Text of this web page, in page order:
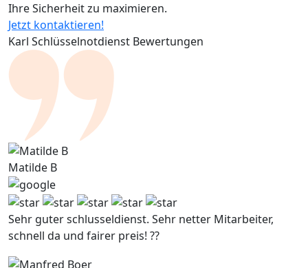
Ihre Sicherheit zu maximieren.
Jetzt kontaktieren!
Karl Schlüsselnotdienst Bewertungen
Matilde B
Sehr guter schlusseldienst. Sehr netter Mitarbeiter,
schnell da und fairer preis! ??